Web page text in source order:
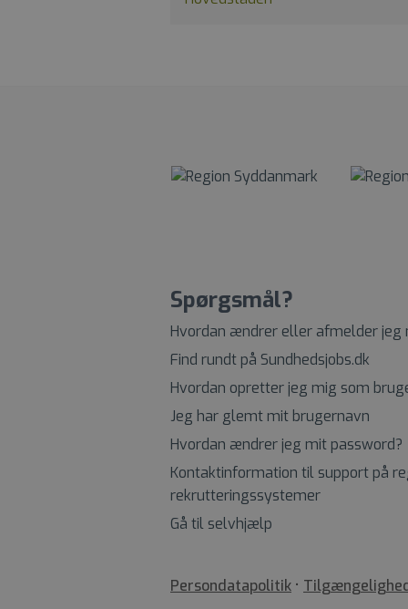
Spørgsmål?
Hvordan ændrer eller afmelder jeg
Find rundt på Sundhedsjobs.dk
Hvordan opretter jeg mig som
Jeg har glemt mit brugernavn
Hvordan ændrer jeg mit password?
Kontaktinformation til support på
rekrutteringssystemer
Gå til selvhjælp
•